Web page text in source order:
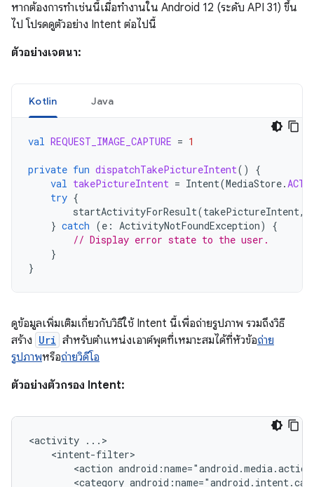
หากต้องการทำเช่นนี้เมื่อทำงานใน Android 12 (ระดับ API 31) ขึ้น
ไป โปรดดูตัวอย่าง Intent ต่อไปนี้
ตัวอย่างเจตนา:
Kotlin Java
val REQUEST_IMAGE_CAPTURE = 1
private fun dispatchTakePictureIntent()
{
val takePictureIntent = Intent(MediaStore.
try {
startActivityForResult(takePictureIntent,
} catch (e : ActivityNotFoundException)
{
// Display error state to the user.
}
}
ดูข้อมูลเพิ่มเติมเกี่ยวกับวิธีใช้ Intent นี้เพื่อถ่ายรูปภาพ รวมถึงวิธี
สร้าง Uri สำหรับตำแหน่งเอาต์พุตที่เหมาะสมได้ที่หัวข้อถ่าย
รูปภาพหรือถ่ายวิดีโอ
ตัวอย่างตัวกรอง Intent:
<activity
<action
<category